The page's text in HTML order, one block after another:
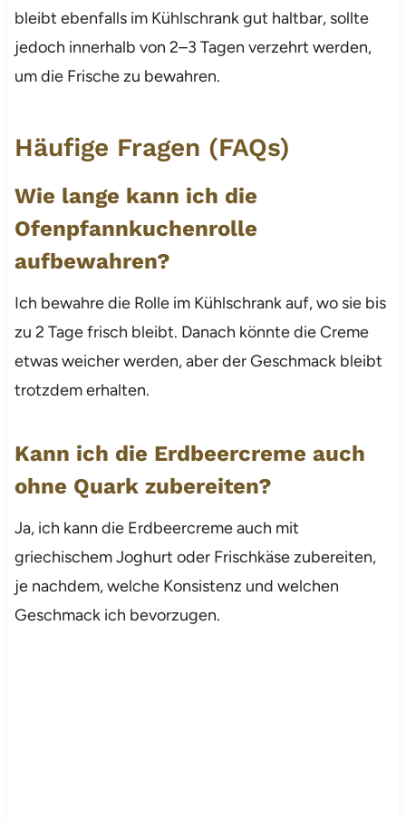
bleibt ebenfalls im Kühlschrank gut haltbar, sollte
jedoch innerhalb von 2–3 Tagen verzehrt werden,
um die Frische zu bewahren.
Häufige Fragen (FAQs)
Wie lange kann ich die
Ofenpfannkuchenrolle
aufbewahren?
Ich bewahre die Rolle im Kühlschrank auf, wo sie bis
zu 2 Tage frisch bleibt. Danach könnte die Creme
etwas weicher werden, aber der Geschmack bleibt
trotzdem erhalten.
Kann ich die Erdbeercreme auch
ohne Quark zubereiten?
Ja, ich kann die Erdbeercreme auch mit
griechischem Joghurt oder Frischkäse zubereiten,
je nachdem, welche Konsistenz und welchen
Geschmack ich bevorzugen.